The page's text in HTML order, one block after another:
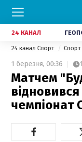
24 КАНАЛ
24 канал Спорт Спорт
1 березня, 00:36 1
Матчем
чемпіонат